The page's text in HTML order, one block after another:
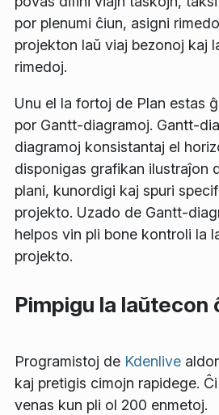
por plenumi ĉiun, asigni
projekton laŭ viaj bezonoj kaj
rimedoj.
Unu el la fortoj de Plan estas
por Gantt-diagramoj. Gantt-
diagramoj konsistantaj el
disponigas grafikan ilustraĵon
plani, kunordigi kaj spuri
projekto. Uzado de Gantt-
helpos vin pli bone kontroli la
projekto.
Pimpigu la laŭtecon
Programistoj de Kdenlive
kaj pretigis cimojn rapidege.
venas kun pli ol 200 enmetoj.